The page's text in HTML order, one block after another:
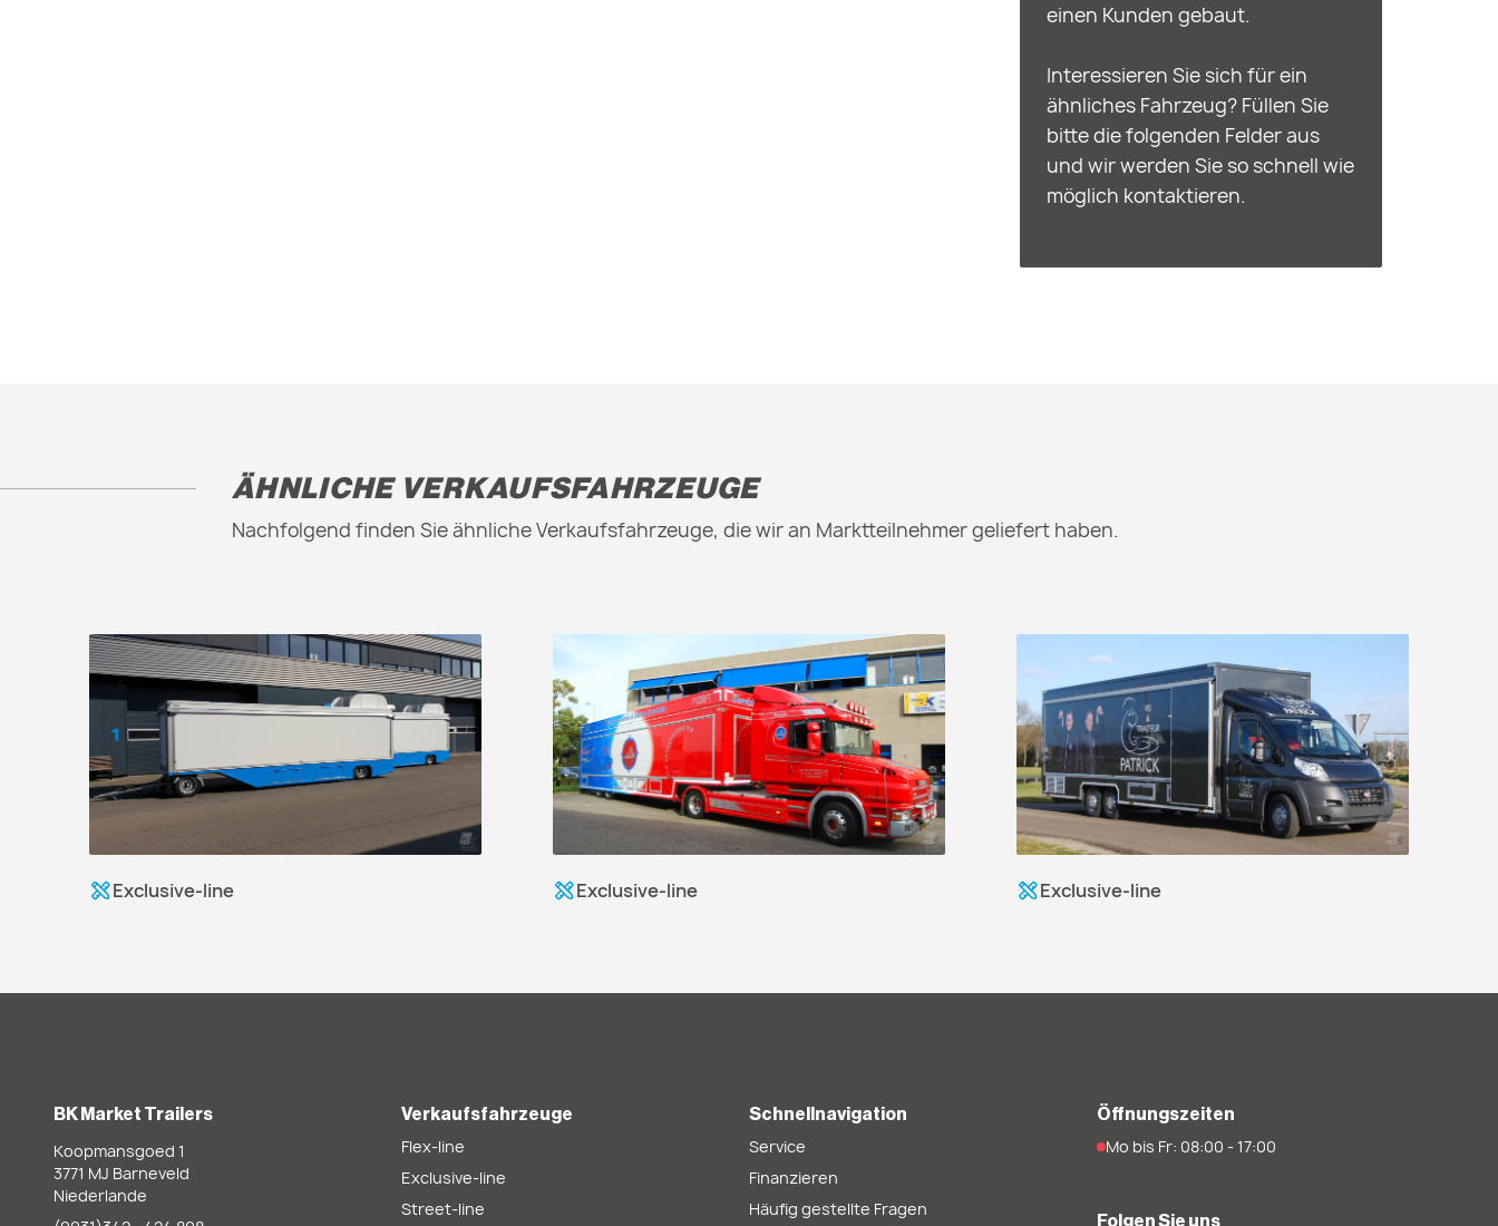
einen Kunden gebaut.
Interessieren Sie sich für ein
ähnliches Fahrzeug? Füllen Sie
bitte die folgenden Felder aus
und wir werden Sie so schnell wie
möglich kontaktieren.
ÄHNLICHE VERKAUFSFAHRZEUGE
Nachfolgend finden Sie ähnliche Verkaufsfahrzeuge, die wir an Marktteilnehmer geliefert haben.
Exclusive-line Exclusive-line Exclusive-line
BK Market Trailers
Koopmansgoed 1
3771 MJ Barneveld
Niederlande
Verkaufsfahrzeuge
Flex-line
Exclusive-line
Street-line
Schnellnavigation
Service
Finanzieren
Häufig gestellte Fragen
Öffnungszeiten
Mo bis Fr: 08:00 - 17:00
Folgen Sie uns